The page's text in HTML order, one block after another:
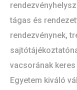
tágas és
rendezvénynek,
vacsorának
Egyetem kiváló